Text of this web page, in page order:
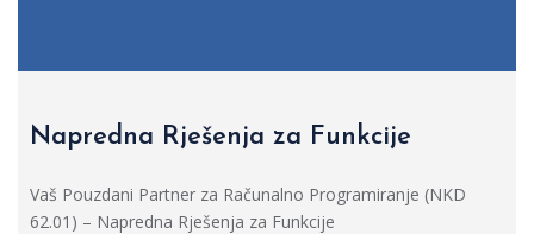
Napredna Rješenja za Funkcije
Vaš Pouzdani Partner za Računalno Programiranje (NKD
62.01) – Napredna Rješenja za Funkcije